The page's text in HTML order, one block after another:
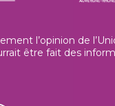
l’opinion de
être fait des